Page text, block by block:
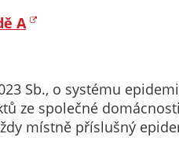
A
Sb., o systému
ze společné
místně příslušný
pomocí
těchto
cookies